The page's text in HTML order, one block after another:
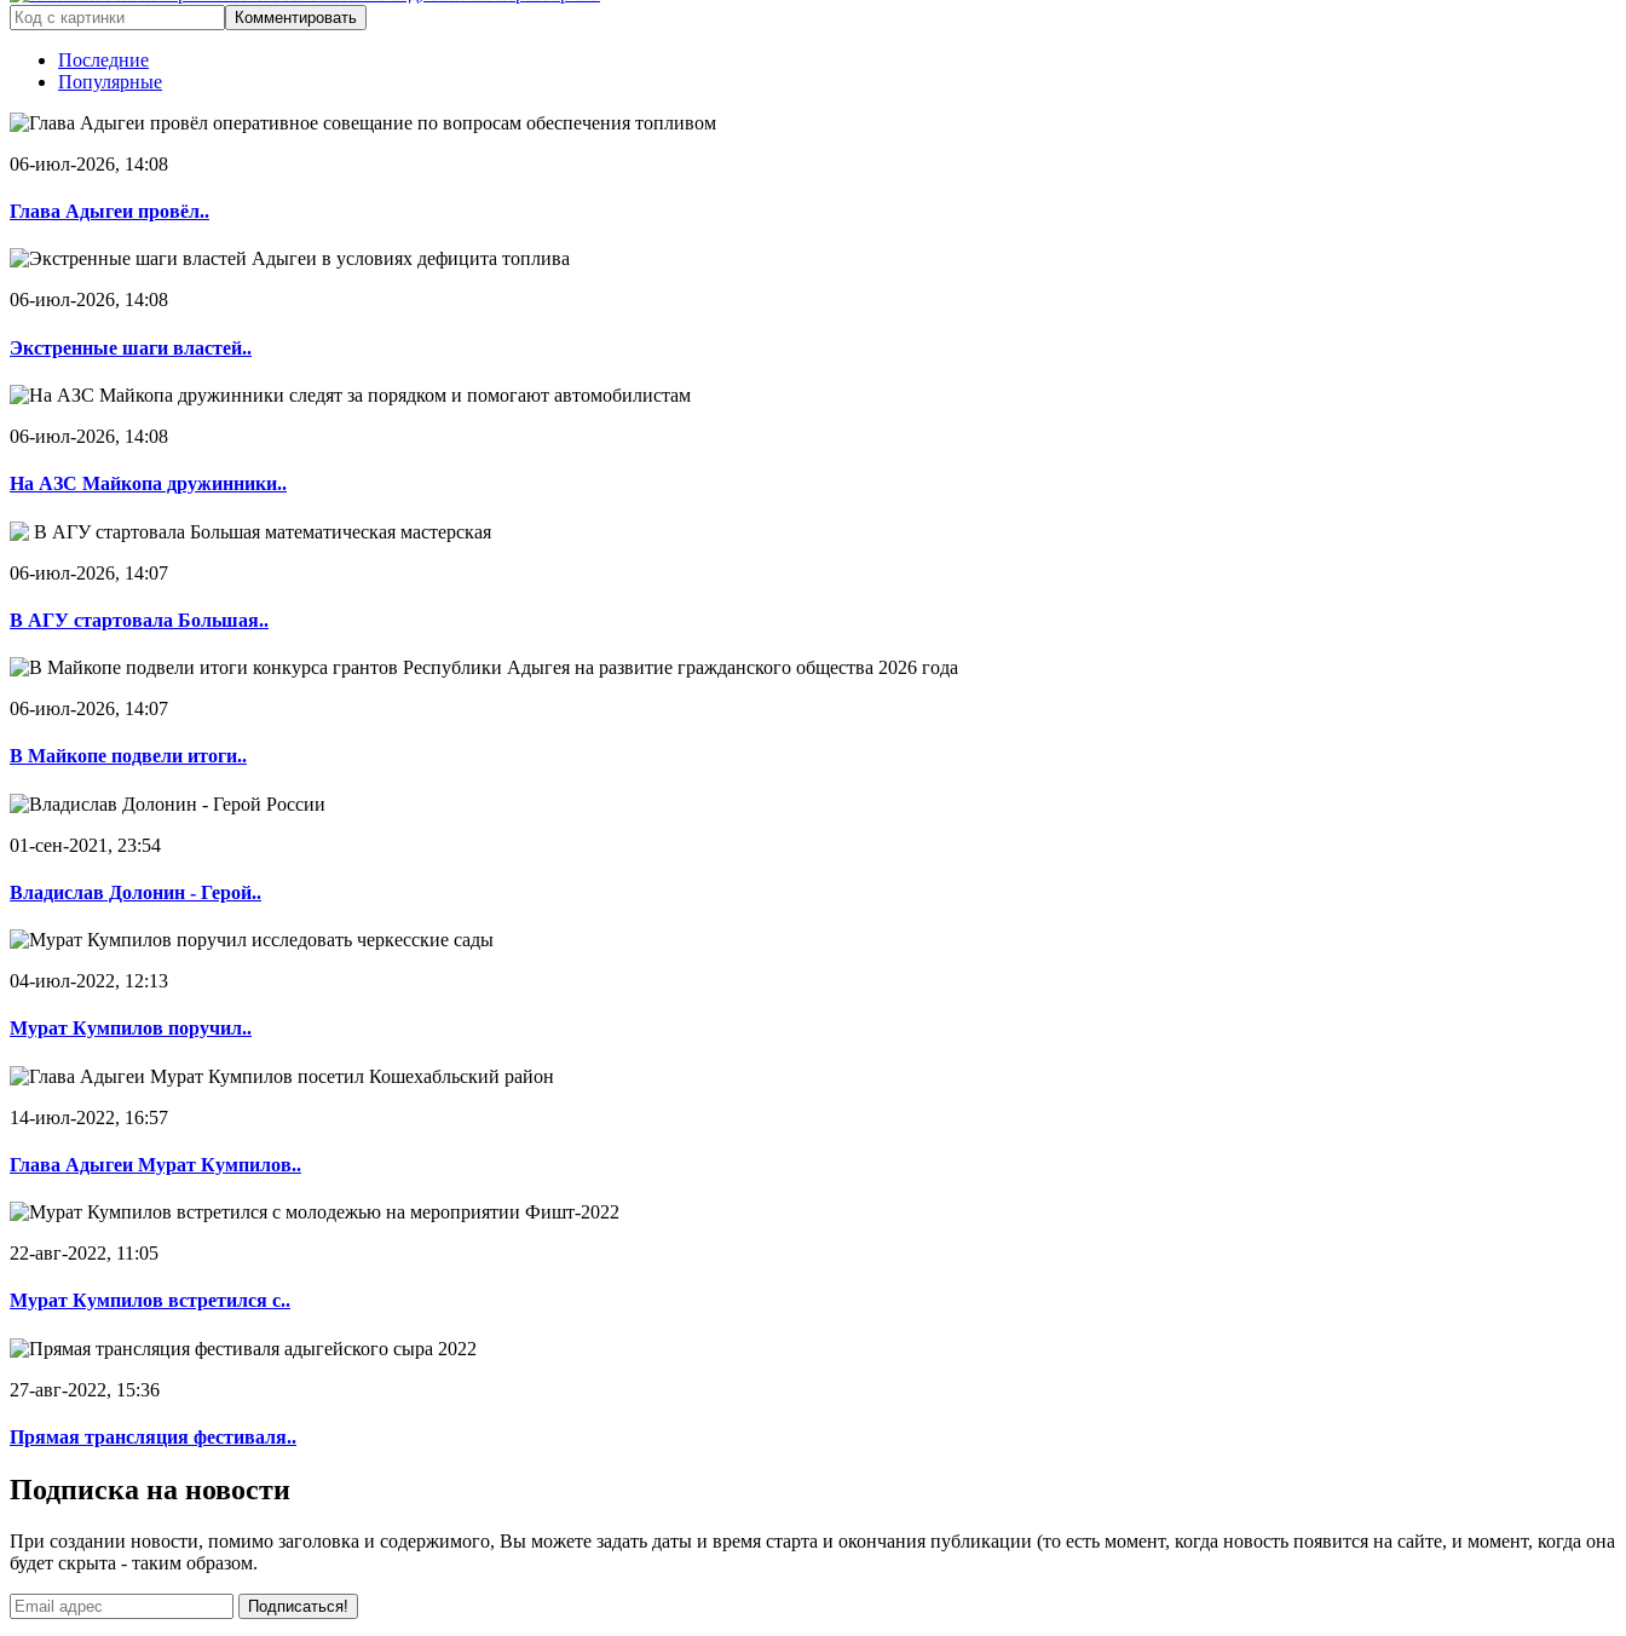
Комментировать
Последние
Популярные
06-июл-2026, 14:08
Глава Адыгеи провёл..
06-июл-2026, 14:08
Экстренные шаги властей..
06-июл-2026, 14:08
На АЗС Майкопа дружинники..
06-июл-2026, 14:07
В АГУ стартовала Большая..
06-июл-2026, 14:07
В Майкопе подвели итоги..
01-сен-2021, 23:54
Владислав Долонин - Герой..
04-июл-2022, 12:13
Мурат Кумпилов поручил..
14-июл-2022, 16:57
Глава Адыгеи Мурат Кумпилов..
22-авг-2022, 11:05
Мурат Кумпилов встретился с..
27-авг-2022, 15:36
Прямая трансляция фестиваля..
Подписка на новости
При создании новости, помимо заголовка и содержимого, Вы можете задать даты и время старта и окончания публикации (то есть момент, когда новость появится на сайте, и момент, когда она
будет скрыта - таким образом.
Подписаться!